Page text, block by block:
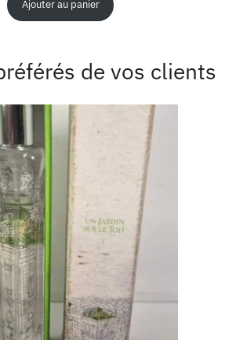
Ajouter au panier
de vos clients